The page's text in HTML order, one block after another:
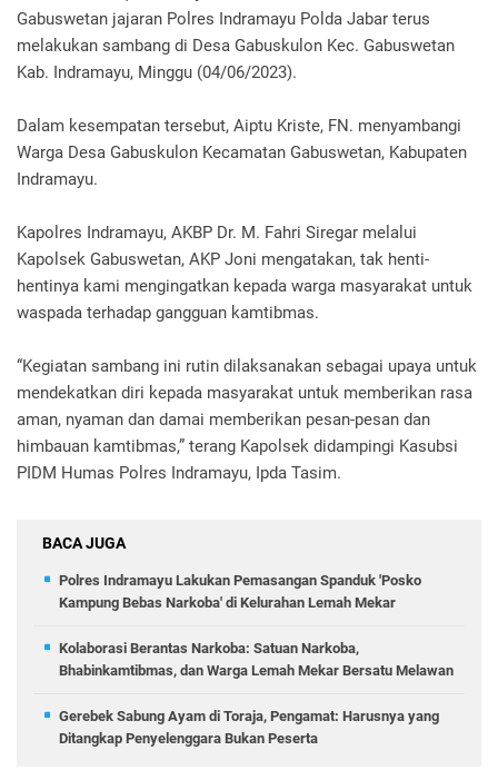
Gabuswetan jajaran Polres Indramayu Polda Jabar terus
melakukan sambang di Desa Gabuskulon Kec. Gabuswetan
Kab. Indramayu, Minggu (04/06/2023).
Dalam kesempatan tersebut, Aiptu Kriste, FN. menyambangi
Warga Desa Gabuskulon Kecamatan Gabuswetan, Kabupaten
Indramayu.
Kapolres Indramayu, AKBP Dr. M. Fahri Siregar melalui
Kapolsek Gabuswetan, AKP Joni mengatakan, tak henti-
hentinya kami mengingatkan kepada warga masyarakat untuk
waspada terhadap gangguan kamtibmas.
“Kegiatan sambang ini rutin dilaksanakan sebagai upaya untuk
mendekatkan diri kepada masyarakat untuk memberikan rasa
aman, nyaman dan damai memberikan pesan-pesan dan
himbauan kamtibmas,” terang Kapolsek didampingi Kasubsi
PIDM Humas Polres Indramayu, Ipda Tasim.
BACA JUGA
Polres Indramayu Lakukan Pemasangan Spanduk 'Posko
Kampung Bebas Narkoba' di Kelurahan Lemah Mekar
Kolaborasi Berantas Narkoba: Satuan Narkoba,
Bhabinkamtibmas, dan Warga Lemah Mekar Bersatu Melawan
Gerebek Sabung Ayam di Toraja, Pengamat: Harusnya yang
Ditangkap Penyelenggara Bukan Peserta